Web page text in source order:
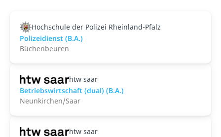
Hochschule der Polizei Rheinland-Pfalz
Polizeidienst (B.A.)
Büchenbeuren
htw saar
Betriebswirtschaft (dual) (B.A.)
Neunkirchen/Saar
htw saar